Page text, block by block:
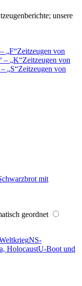
unsere
– F Zeitzeugen von
– K Zeitzeugen von
– S Zeitzeugen von
mit
geordnet
NS-
HolocaustU-Boot und